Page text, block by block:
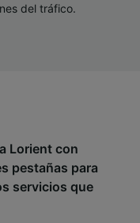
del tráfico.
Lorient con
pestañas para
servicios que